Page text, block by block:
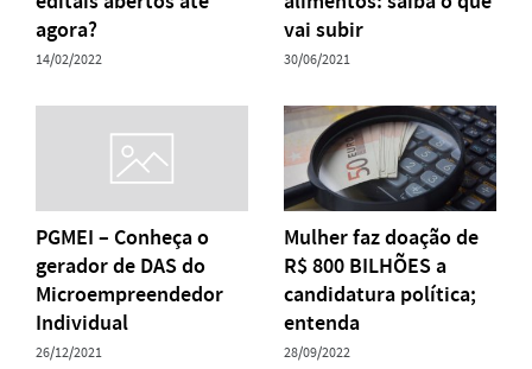
agora?
14/02/2022
vai subir
30/06/2021
PGMEI – Conheça o
gerador de DAS do
Microempreendedor
Individual
26/12/2021
Mulher faz doação de
R$ 800 BILHÕES a
candidatura política;
entenda
28/09/2022